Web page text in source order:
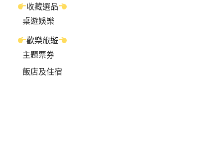
收藏選品
桌遊娛樂
歡樂旅遊
主題票券
飯店及住宿